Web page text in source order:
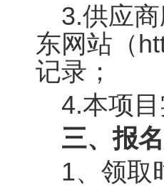
3.供应
东网站（
记录；
4.本项
三、报
1、领取